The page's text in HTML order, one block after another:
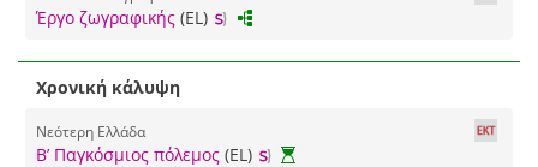
Έργο ζωγραφικής (EL)
Χρονική κάλυψη
Νεότερη Ελλάδα
Β’ Παγκόσμιος πόλεμος (EL)